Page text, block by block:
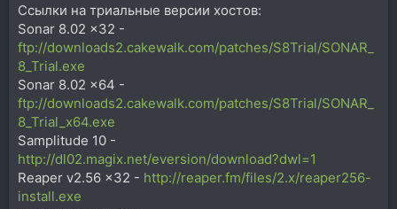
Ссылки на триальные версии хостов:
Sonar 8.02 x32 -
ftp://downloads2.cakewalk.com/patches/S8Trial/SONAR_
8_Trial.exe
Sonar 8.02 x64 -
ftp://downloads2.cakewalk.com/patches/S8Trial/SONAR_
8_Trial_x64.exe
Samplitude 10 -
http://dl02.magix.net/eversion/download?dwl=1
Reaper v2.56 x32 - http://reaper.fm/files/2.x/reaper256-
install.exe